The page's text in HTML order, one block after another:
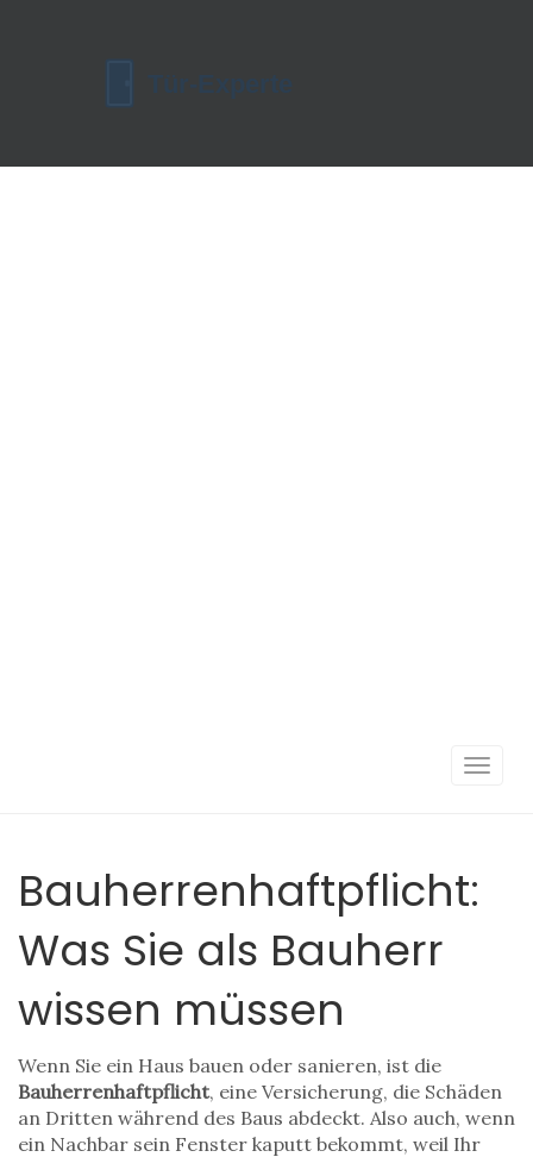
Bauherrenhaftpflicht:
Was Sie als Bauherr
wissen müssen
Wenn Sie ein Haus bauen oder sanieren, ist die
Bauherrenhaftpflicht, eine Versicherung, die Schäden
an Dritten während des Baus abdeckt. Also auch, wenn
ein Nachbar sein Fenster kaputt bekommt, weil Ihr